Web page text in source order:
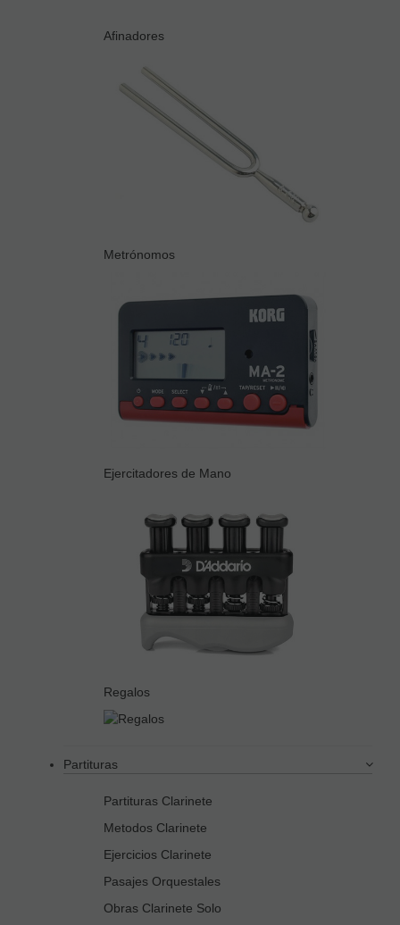
Afinadores
Metrónomos
Ejercitadores de Mano
Regalos
Partituras
Partituras Clarinete
Metodos Clarinete
Ejercicios Clarinete
Pasajes Orquestales
Obras Clarinete Solo